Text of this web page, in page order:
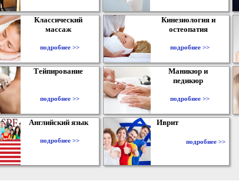
Классический
массаж
подробнее >>
Кинезиология и
остеопатия
подробнее >>
Тейпирование
подробнее >>
Маникюр и
педикюр
подробнее >>
Английский язык
подробнее >>
Иврит
подробнее >>